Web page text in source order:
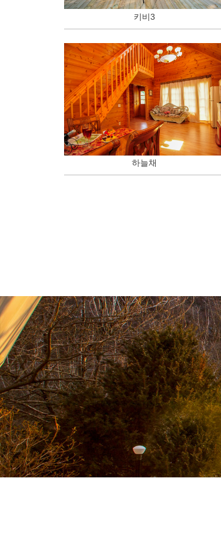
키비3
하늘채